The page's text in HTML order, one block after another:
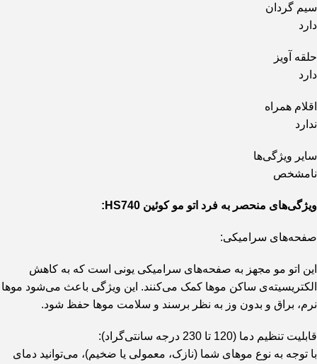
سیم گردان
دارد
حلقه آویز
دارد
اقلام همراه
ندارد
سایر ویژگی‌ها
نامشخص
ویژگی‌های منحصر به فرد اتو مو کوئین HS740:
صفحه‌های سرامیکی:
این اتو مو مجهز به صفحه‌های سرامیکی یونی است که به کاهش
الکتریسیته‌ی ساکن موها کمک می‌کنند. این ویژگی باعث می‌شود موها
نرم، براق و بدون وز به نظر برسند و سلامت موها حفظ شود.
قابلیت تنظیم دما (120 تا 230 درجه سانتی‌گراد):
با توجه به نوع موهای شما (نازک، معمولی یا ضخیم)، می‌توانید دمای